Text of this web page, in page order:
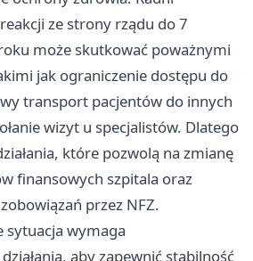
ze strony rządu do 7
może skutkować poważnymi
jak ograniczenie dostępu do
transport pacjentów do innych
wizyt u specjalistów. Dlatego
które pozwolą na zmianę
finansowych szpitala oraz
przez NFZ.
sytuacja wymaga
aby zapewnić stabilność